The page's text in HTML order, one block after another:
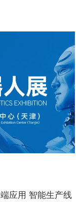
应用 智能生产线